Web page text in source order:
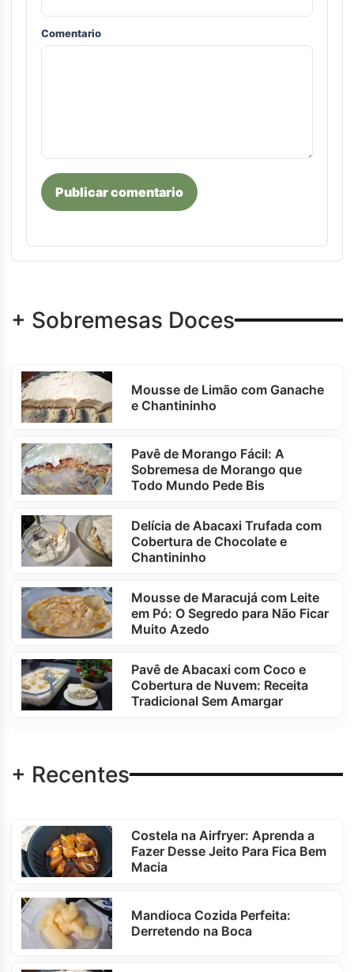
Comentario
Publicar comentario
+ Sobremesas Doces
Mousse de Limão com Ganache
e Chantininho
Pavê de Morango Fácil: A
Sobremesa de Morango que
Todo Mundo Pede Bis
Delícia de Abacaxi Trufada com
Cobertura de Chocolate e
Chantininho
Mousse de Maracujá com Leite
em Pó: O Segredo para Não Ficar
Muito Azedo
Pavê de Abacaxi com Coco e
Cobertura de Nuvem: Receita
Tradicional Sem Amargar
+ Recentes
Costela na Airfryer: Aprenda a
Fazer Desse Jeito Para Fica Bem
Macia
Mandioca Cozida Perfeita:
Derretendo na Boca